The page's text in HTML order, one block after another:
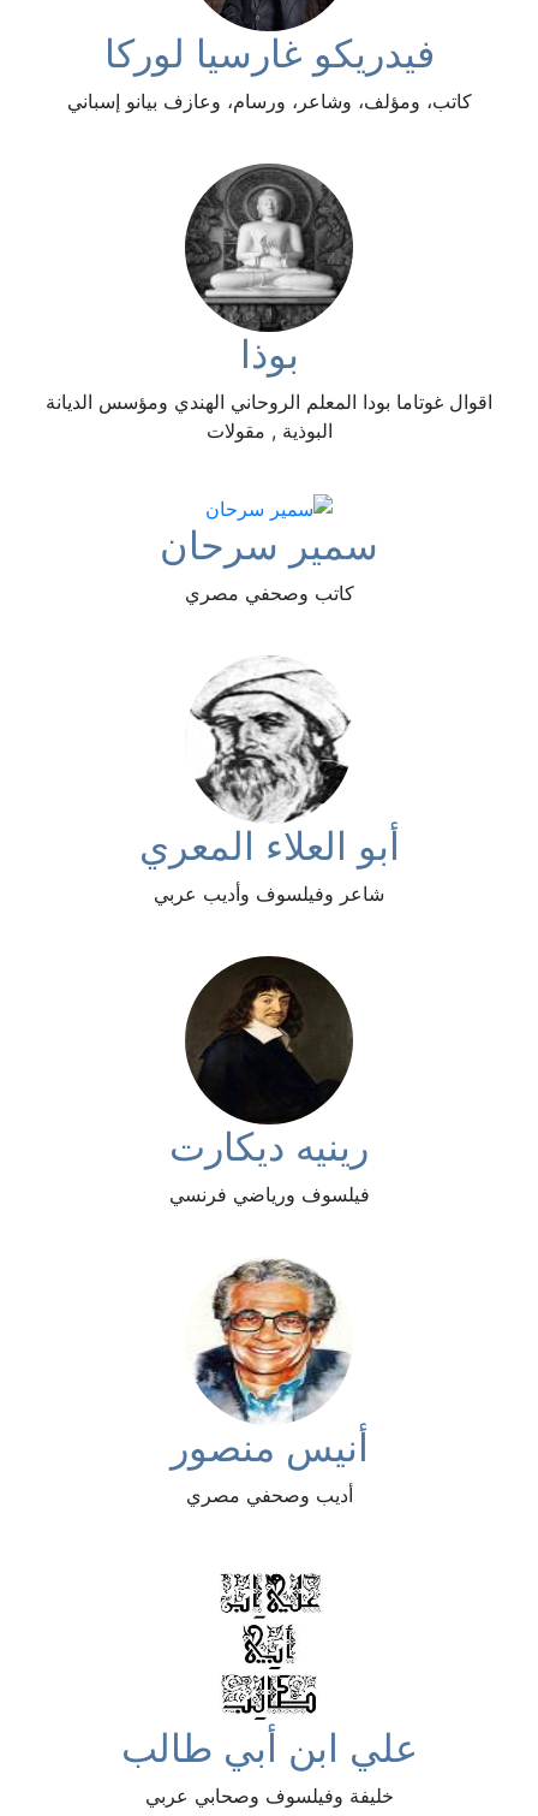
فيدريكو غارسيا لوركا
كاتب، ومؤلف، وشاعر، ورسام، وعازف بيانو إسباني
بوذا
اقوال غوتاما بودا المعلم الروحاني الهندي ومؤسس الديانة
البوذية , مقولات
سمير سرحان
كاتب وصحفي مصري
أبو العلاء المعري
شاعر وفيلسوف وأديب عربي
رينيه ديكارت
فيلسوف ورياضي فرنسي
أنيس منصور
أديب وصحفي مصري
علي ابن أبي طالب
خليفة وفيلسوف وصحابي عربي